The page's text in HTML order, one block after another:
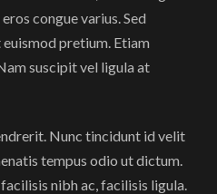
congue varius. Sed
pretium. Etiam
suscipit vel ligula at
Nunc tincidunt id velit
tempus odio ut dictum.
nibh ac, facilisis ligula.